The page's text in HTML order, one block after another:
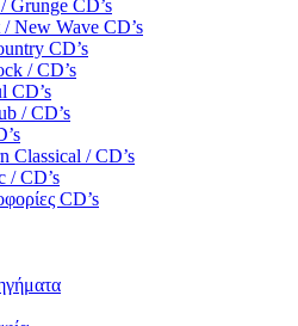
Grunge CD’s
New Wave CD’s
CD’s
/ CD’s
CD’s
/ CD’s
Classical / CD’s
/ CD’s
CD’s